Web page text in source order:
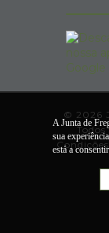
© 2026
Condições
A Junta de
sua
está a